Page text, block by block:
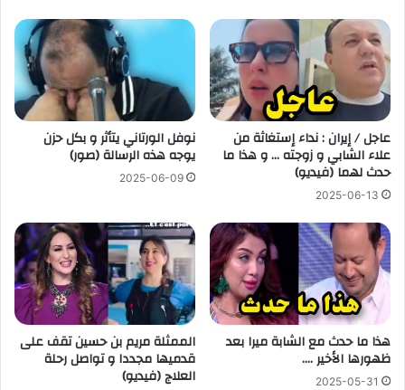
عاجل / إيران : نداء إستغاثة من
علاء الشابي و زوجته … و هذا ما
حدث لهما (فيديو)
2025-06-13
نوفل الورتاني يتأثر و بكل حزن
يوجه هذه الرسالة (صور)
2025-06-09
هذا ما حدث مع الشابة ميرا بعد
ظهورها الأخير ….
2025-05-31
الممثلة مريم بن حسين تقف على
قدميها مجددا و تواصل رحلة
العلاج (فيديو)